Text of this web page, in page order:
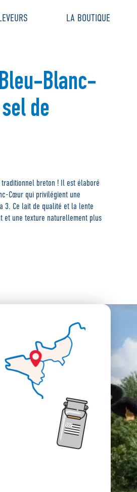
LA BOUTIQUE
Blanc-
de
breton ! Il est élaboré
Cœur qui privilégient une
3. Ce lait de qualité et la lente
et une texture naturellement plus